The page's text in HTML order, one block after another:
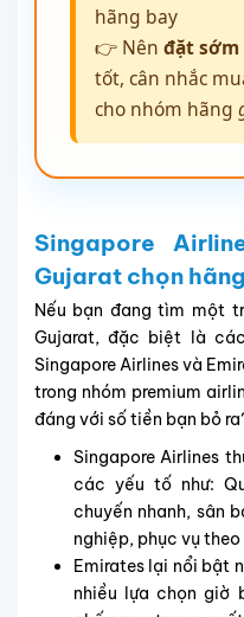
hãng bay
👉 Nên đặt sớm
tốt, cân nhắc
cho nhóm hãng
Singapore
Gujarat chọn
Nếu bạn đang tìm một
Gujarat, đặc biệt là
Singapore Airlines và
trong nhóm premium
đáng với số tiền bạn bỏ
Singapore Airlines
các yếu tố như:
chuyến nhanh, sân
nghiệp, phục vụ
Emirates lại nổi bật
nhiều lựa chọn giờ